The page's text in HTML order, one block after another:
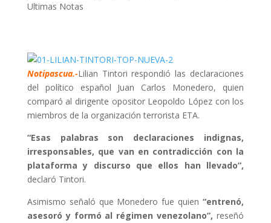
Ultimas Notas
Notipascua.-Lilian Tintori respondió las declaraciones
del político español Juan Carlos Monedero, quien
comparó al dirigente opositor Leopoldo López con los
miembros de la organización terrorista ETA.
“Esas palabras son declaraciones indignas,
irresponsables, que van en contradicción con la
plataforma y discurso que ellos han llevado”,
declaró Tintori.
Asimismo señaló que Monedero fue quien “entrenó,
asesoró y formó al régimen venezolano”, reseñó